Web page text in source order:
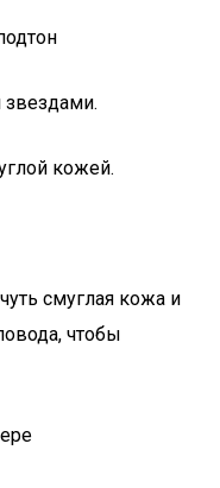
кожей.
смуглая кожа и
чтобы